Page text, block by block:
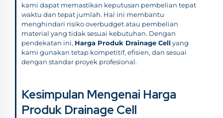
kami dapat memastikan keputusan pembelian tepat
waktu dan tepat jumlah. Hal ini membantu
menghindari risiko overbudget atau pembelian
material yang tidak sesuai kebutuhan. Dengan
pendekatan ini, Harga Produk Drainage Cell yang
kami gunakan tetap kompetitif, efisien, dan sesuai
dengan standar proyek profesional.
Kesimpulan Mengenai Harga
Produk Drainage Cell